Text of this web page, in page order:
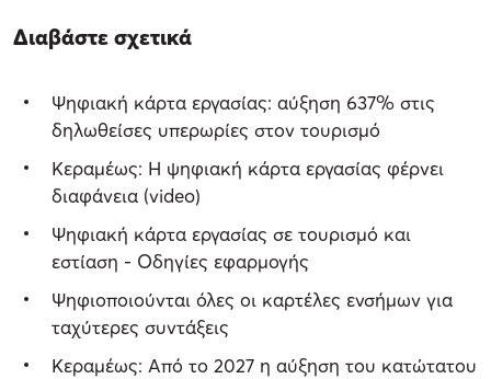
Διαβάστε σχετικά
Ψηφιακή κάρτα εργασίας: αύξηση 637% στις
δηλωθείσες υπερωρίες στον τουρισμό
Κεραμέως: Η ψηφιακή κάρτα εργασίας φέρνει
διαφάνεια (video)
Ψηφιακή κάρτα εργασίας σε τουρισμό και
εστίαση - Οδηγίες εφαρμογής
Ψηφιοποιούνται όλες οι καρτέλες ενσήμων για
ταχύτερες συντάξεις
Κεραμέως: Από το 2027 η αύξηση του κατώτατου